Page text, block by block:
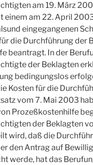
am 19. März
einem am 22. April
eingegangenen
die Durchführung der
beantragt. In der
der Beklagten
bedingungslos
Kosten für die
vom 7. Mai 2003
Prozeßkostenhilfe
der Beklagten
wird, daß die
den Antrag auf
werde, hat das